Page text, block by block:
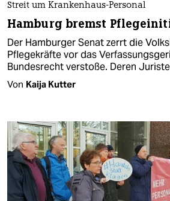
Streit um Krankenhaus-Personal
Hamburg bremst
Der Hamburger Senat zerrt die
Pflegekräfte vor das
Bundesrecht verstoße. Deren
Von Kaija Kutter